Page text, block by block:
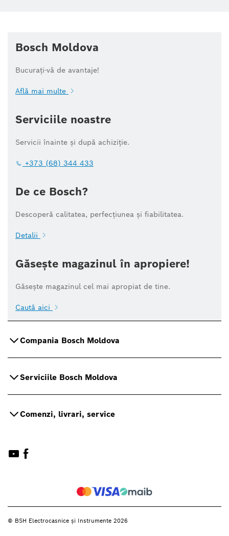
Bosch Moldova
Bucurați-vă de avantaje!
Află mai multe
Serviciile noastre
Servicii înainte și după achiziție.
+373 (68) 344 433
De ce Bosch?
Descoperă calitatea, perfecțiunea și fiabilitatea.
Detalii
Găsește magazinul în apropiere!
Găsește magazinul cel mai apropiat de tine.
Caută aici
Compania Bosch Moldova
Serviciile Bosch Moldova
Comenzi, livrari, service
© BSH Electrocasnice și Instrumente 2026